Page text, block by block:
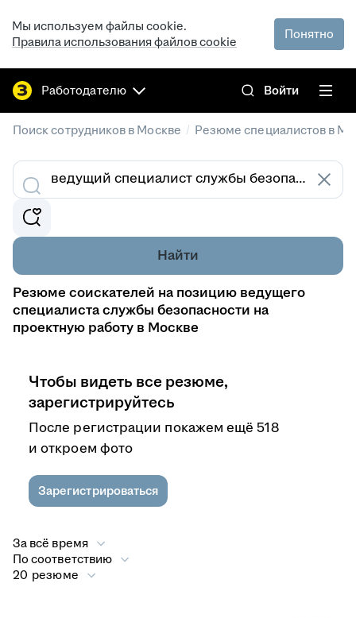
Мы используем файлы cookie.
Правила использования файлов cookie
Понятно
Работодателю Войти
Поиск сотрудников в Москве / Резюме специалистов в
Найти
Резюме соискателей на позицию ведущего
специалиста службы безопасности на
проектную работу в Москве
Чтобы видеть все резюме,
зарегистрируйтесь
После регистрации покажем ещё 518
и откроем фото
Зарегистрироваться
За всё время
По соответствию
20 резюме